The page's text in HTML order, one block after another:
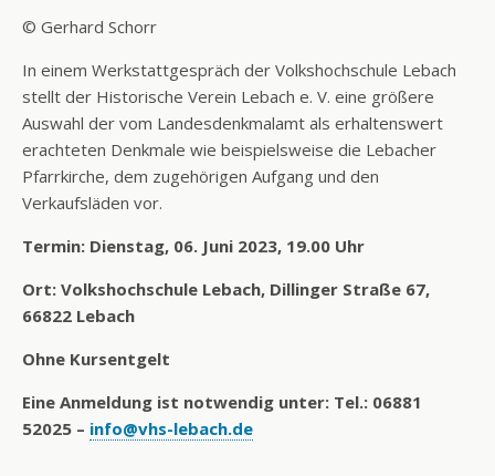
© Gerhard Schorr
In einem Werkstattgespräch der Volkshochschule Lebach
stellt der Historische Verein Lebach e. V. eine größere
Auswahl der vom Landesdenkmalamt als erhaltenswert
erachteten Denkmale wie beispielsweise die Lebacher
Pfarrkirche, dem zugehörigen Aufgang und den
Verkaufsläden vor.
Termin: Dienstag, 06. Juni 2023, 19.00 Uhr
Ort: Volkshochschule Lebach, Dillinger Straße 67,
66822 Lebach
Ohne Kursentgelt
Eine Anmeldung ist notwendig unter: Tel.: 06881
52025 – info@vhs-lebach.de